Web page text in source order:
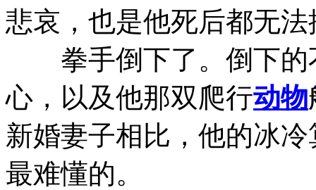
悲哀，也是他死后都无
拳手倒下了。倒下的
心，以及他那双爬行动物
新婚妻子相比，他的冰
最难懂的。